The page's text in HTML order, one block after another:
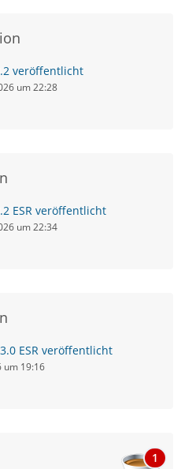
veröffentlicht
um 22:28
ESR veröffentlicht
um 22:34
ESR veröffentlicht
um 19:16
1